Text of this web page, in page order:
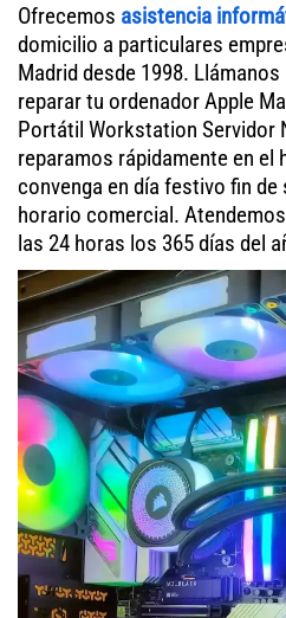
Ofrecemos asistencia
domicilio a particulares
Madrid desde 1998. Llámanos
reparar tu ordenador Apple
Portátil Workstation Servidor
reparamos rápidamente en el
convenga en día festivo fin de
horario comercial. Atendemos
las 24 horas los 365 días del